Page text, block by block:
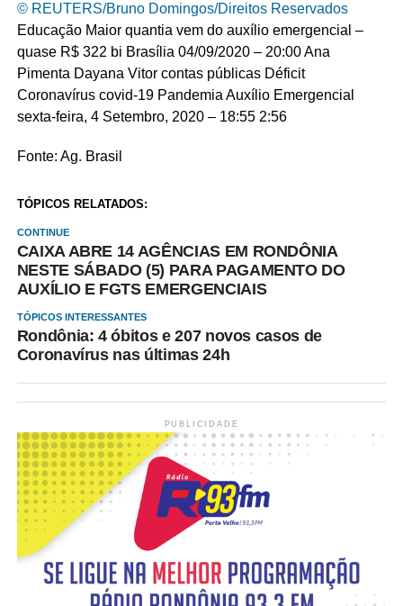
© REUTERS/Bruno Domingos/Direitos Reservados
Educação Maior quantia vem do auxílio emergencial –
quase R$ 322 bi Brasília 04/09/2020 – 20:00Ana
Pimenta Dayana Vitor contas públicas Déficit
Coronavírus covid-19 Pandemia Auxílio Emergencial
sexta-feira, 4 Setembro, 2020 – 18:55 2:56
Fonte: Ag. Brasil
TÓPICOS RELATADOS:
CONTINUE
CAIXA ABRE 14 AGÊNCIAS EM RONDÔNIA
NESTE SÁBADO (5) PARA PAGAMENTO DO
AUXÍLIO E FGTS EMERGENCIAIS
TÓPICOS INTERESSANTES
Rondônia: 4 óbitos e 207 novos casos de
Coronavírus nas últimas 24h
PUBLICIDADE